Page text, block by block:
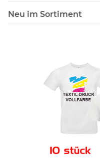
Neu im Sortiment